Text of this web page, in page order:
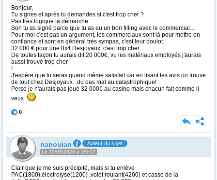
Bonjour,
Tu signes et après tu demandes si c'est trop cher ?
Pas très logique ta démarche.
Bon tu as signé parce que tu as eu un bon filling avec le commercial...
Pour moi c'est pas un argument, les commerciaux sont là pour mettre en
confiance et sont en général très sympas, c'est leur boulot.
32 000 € pour une 8x4 Desjoyaux, c'est trop cher...
De toutes façon tu aurais dit 20 000€, vu les matériaux employés j'aurais
aussi trouvé trop cher
!
J'espère que tu seras quand même satisfait car en lisant les avis on trouve
de tout chez Desjoyaux : du pas mal au catastrophique!
Perso je n'aurais pas joué 32 000€ au casino mais chacun fait comme il
veux
0
nanouian Auteur du sujet
Le 30/05/2020 à 15h17
Clair que je me suis précipité, mais si tu enlève
PAC(1800),électrolyse(1200) ,volet roulant(4200) et casse de la